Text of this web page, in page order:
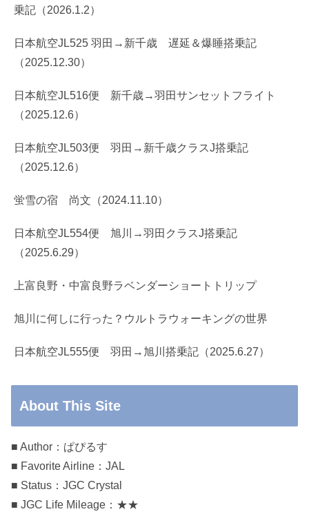
乗記（2026.1.2）
日本航空JL525 羽田→新千歳 遅延＆爆睡搭乗記
（2025.12.30）
日本航空JL516便 新千歳→羽田サンセットフライト
（2025.12.6）
日本航空JL503便 羽田→新千歳クラスJ搭乗記
（2025.12.6）
蛍雪の宿 尚文（2024.11.10）
日本航空JL554便 旭川→羽田クラスJ搭乗記
（2025.6.29）
上富良野・中富良野ラベンダーショートトリップ
旭川に何しに行った？ウルトラウォーキングの世界
日本航空JL555便 羽田→旭川搭乗記（2025.6.27）
About This Site
■ Author：ぱぴるす
■ Favorite Airline：JAL
■ Status：JGC Crystal
■ JGC Life Mileage：★★